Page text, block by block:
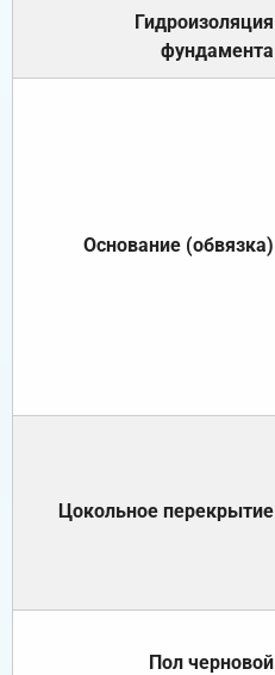
Гидроизоляция
фундамента
Основание (обвязка)
Цокольное перекрытие
Пол черновой